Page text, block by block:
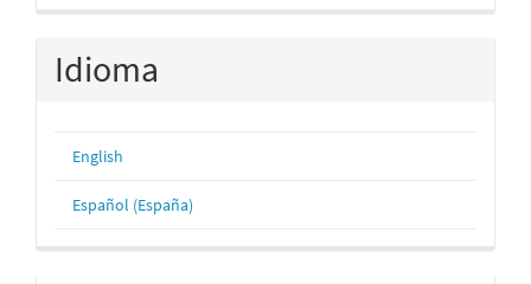
Idioma
English
Español (España)